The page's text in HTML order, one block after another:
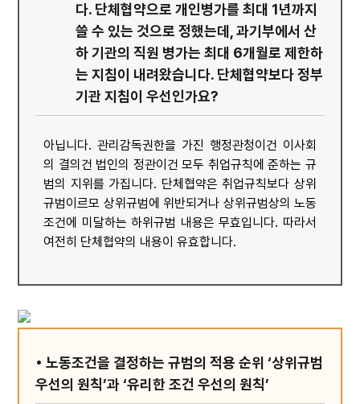
다. 단체협약으로 개인병가를 최대 1년까지
쓸 수 있는 것으로 정했는데, 과기부에서 산
하 기관의 직원 병가는 최대 6개월로 제한하
는 지침이 내려왔습니다. 단체협약보다 정부
기관 지침이 우선인가요?
아닙니다. 관리감독권한을 가진 행정관청이건 이사회
의 결의건 법인의 정관이건 모두 취업규칙에 준하는 규
범의 지위를 가집니다. 단체협약은 취업규칙보다 상위
규범이르모 상위규범에 위반되거나 상위규범상의 노동
조건에 미달하는 하위규범 내용은 무효입니다. 따라서
여전히 단체협약의 내용이 유효합니다.
• 노동조건을 결정하는 규범의 적용 순위 ‘상위규범
우선의 원칙’과 ‘유리한 조건 우선의 원칙’